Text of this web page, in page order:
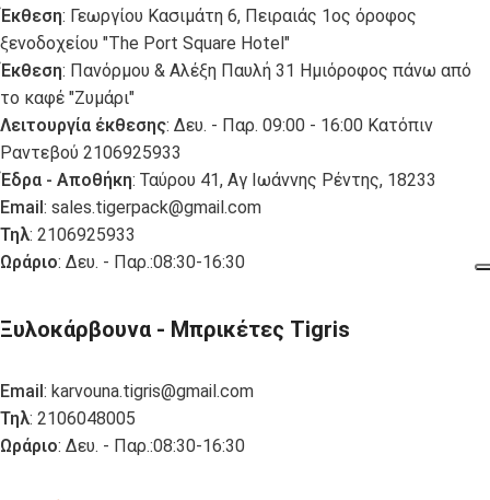
Έκθεση: Γεωργίου Κασιμάτη 6, Πειραιάς 1ος όροφος
ξενοδοχείου "The Port Square Hotel"
Έκθεση: Πανόρμου & Αλέξη Παυλή 31 Ημιόροφος πάνω από
το καφέ "Ζυμάρι"
Λειτουργία έκθεσης: Δευ. - Παρ. 09:00 - 16:00 Κατόπιν
Ραντεβού 2106925933
Έδρα - Αποθήκη: Ταύρου 41, Αγ Ιωάννης Ρέντης, 18233
Email: sales.tigerpack@gmail.com
Τηλ: 2106925933
Ωράριο: Δευ. - Παρ.:08:30-16:30
Ξυλοκάρβουνα - Μπρικέτες Tigris
Email: karvouna.tigris@gmail.com
Τηλ: 2106048005
Ωράριο: Δευ. - Παρ.:08:30-16:30